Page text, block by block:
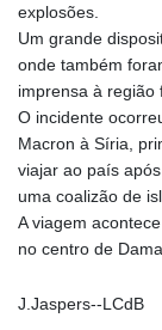
explosões.
Um grande
onde também
imprensa à região
O incidente
Macron à Síria,
viajar ao país
uma coalizão de
A viagem
no centro de
J.Jaspers--LCdB